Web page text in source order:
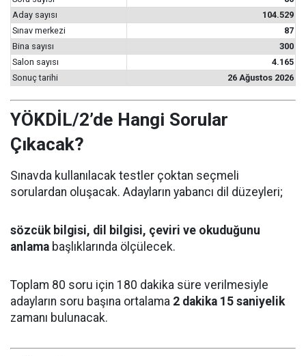
Aday sayısı
104.529
Sınav merkezi
87
Bina sayısı
300
Salon sayısı
4.165
Sonuç tarihi
26 Ağustos 2026
YÖKDİL/2’de Hangi Sorular
Çıkacak?
Sınavda kullanılacak testler çoktan seçmeli
sorulardan oluşacak. Adayların yabancı dil düzeyleri;
sözcük bilgisi, dil bilgisi, çeviri ve okuduğunu
anlama başlıklarında ölçülecek.
Toplam 80 soru için 180 dakika süre verilmesiyle
adayların soru başına ortalama 2 dakika 15 saniyelik
zamanı bulunacak.